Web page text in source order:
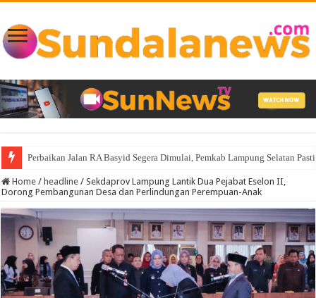
Perbaikan Jalan RA Basyid Segera Dimulai, Pemkab Lampung Selatan
Home / headline / Sekdaprov Lampung Lantik Dua Pejabat Eselon II,
Dorong Pembangunan Desa dan Perlindungan Perempuan-Anak